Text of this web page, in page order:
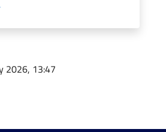
2026, 13:47